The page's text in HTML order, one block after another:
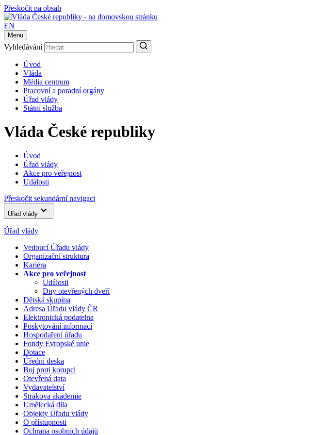
Přeskočit na obsah
EN
Menu
Vyhledávání
Úvod
Vláda
Média centrum
Pracovní a poradní orgány
Úřad vlády
Státní služba
Vláda České republiky
Úvod
Úřad vlády
Akce pro veřejnost
Události
Přeskočit sekundární navigaci
Úřad vlády
Úřad vlády
Vedoucí Úřadu vlády
Organizační struktura
Kariéra
Akce pro veřejnost
Události
Dny otevřených dveří
Dětská skupina
Adresa Úřadu vlády ČR
Elektronická podatelna
Poskytování informací
Hospodaření úřadu
Fondy Evropské unie
Dotace
Úřední deska
Boj proti korupci
Otevřená data
Vydavatelství
Strakova akademie
Umělecká díla
Objekty Úřadu vlády
O přístupnosti
Ochrana osobních údajů